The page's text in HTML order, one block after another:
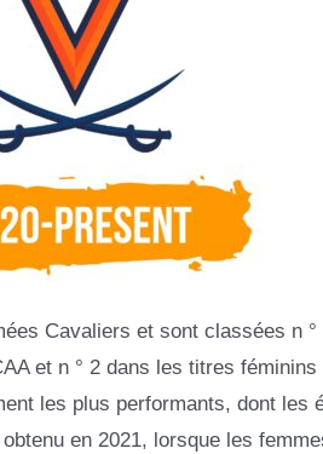
Cavaliers et sont classées n
et n ° 2 dans les titres féminins
les plus performants, dont les
en 2021, lorsque les